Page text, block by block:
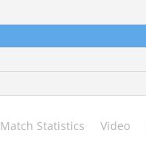
Match Statistics Video